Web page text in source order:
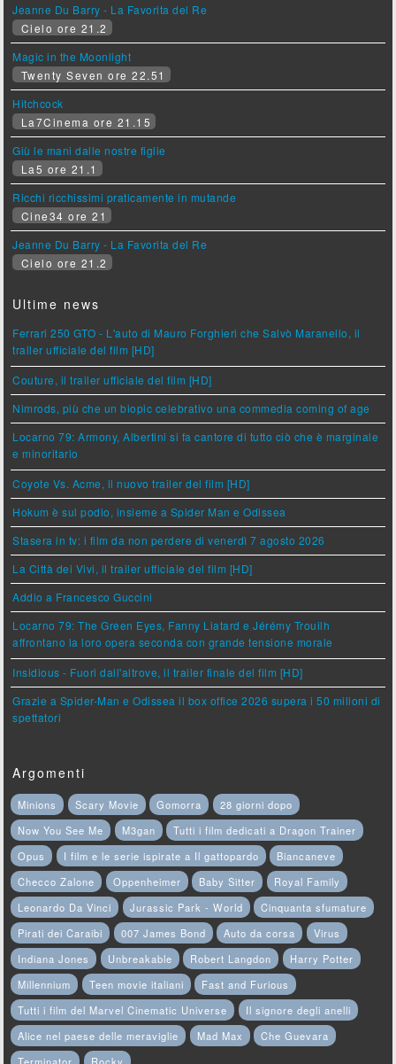
Jeanne Du Barry - La Favorita del Re
Cielo ore 21.2
Magic in the Moonlight
Twenty Seven ore 22.51
Hitchcock
La7Cinema ore 21.15
Giù le mani dalle nostre figlie
La5 ore 21.1
Ricchi ricchissimi praticamente in mutande
Cine34 ore 21
Jeanne Du Barry - La Favorita del Re
Cielo ore 21.2
Ultime news
Ferrari 250 GTO - L'auto di Mauro Forghieri che Salvò Maranello, il
trailer ufficiale del film [HD]
Couture, il trailer ufficiale del film [HD]
Nimrods, più che un biopic celebrativo una commedia coming of age
Locarno 79: Armony, Albertini si fa cantore di tutto ciò che è marginale
e minoritario
Coyote Vs. Acme, il nuovo trailer del film [HD]
Hokum è sul podio, insieme a Spider Man e Odissea
Stasera in tv: i film da non perdere di venerdì 7 agosto 2026
La Città dei Vivi, il trailer ufficiale del film [HD]
Addio a Francesco Guccini
Locarno 79: The Green Eyes, Fanny Liatard e Jérémy Trouilh
affrontano la loro opera seconda con grande tensione morale
Insidious - Fuori dall'altrove, il trailer finale del film [HD]
Grazie a Spider-Man e Odissea il box office 2026 supera i 50 milioni di
spettatori
Argomenti
Minions Scary Movie Gomorra
28 giorni dopo
Now You See Me
M3gan
Tutti i film dedicati a Dragon Trainer
Opus
I film e le serie ispirate a Il gattopardo
Biancaneve
Checco Zalone
Oppenheimer Baby Sitter
Royal Family
Leonardo Da Vinci
Jurassic Park - World
Cinquanta sfumature
Pirati dei Caraibi
007 James Bond Auto da corsa
Virus
Indiana Jones
Unbreakable Robert Langdon
Harry Potter
Millennium
Teen movie italiani
Fast and Furious
Tutti i film del Marvel Cinematic Universe
Il signore degli anelli
Alice nel paese delle meraviglie
Mad Max
Che Guevara
Terminator
Rocky